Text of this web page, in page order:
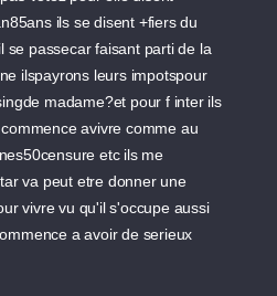
ils se disent +fiers du
se passecar faisant parti de la
ilspayrons leurs impotspour
madame?et pour f inter ils
avivre comme au
etc ils me
va peut etre donner une
vivre vu qu'il s'occupe aussi
a avoir de serieux